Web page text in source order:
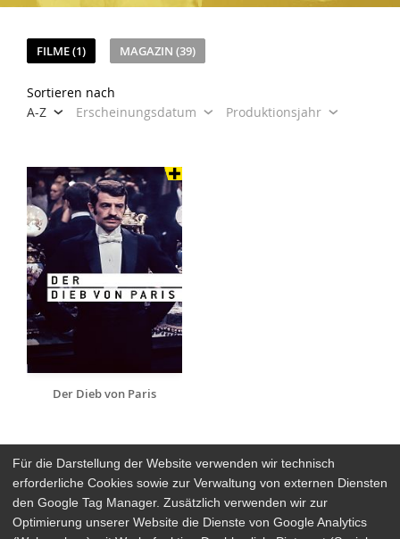
FILME (1) MAGAZIN (39)
Sortieren nach
A-Z
Erscheinungsdatum Produktionsjahr
Der Dieb von Paris
Arthaus Stores
Für die Darstellung der Website verwenden wir technisch
erforderliche Cookies sowie zur Verwaltung von externen Diensten
den Google Tag Manager. Zusätzlich verwenden wir zur
Optimierung unserer Website die Dienste von Google Analytics